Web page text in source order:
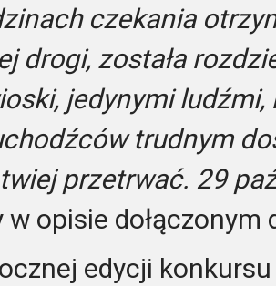
czekania
drogi, została
jedynymi
trudnym
przetrwać. 29
w opisie dołączonym
edycji